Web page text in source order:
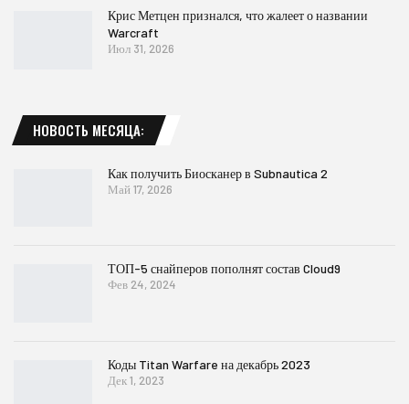
Крис Метцен признался, что жалеет о названии
Warcraft
Июл 31, 2026
НОВОСТЬ МЕСЯЦА:
Как получить Биосканер в Subnautica 2
Май 17, 2026
ТОП-5 снайперов пополнят состав Cloud9
Фев 24, 2024
Коды Titan Warfare на декабрь 2023
Дек 1, 2023